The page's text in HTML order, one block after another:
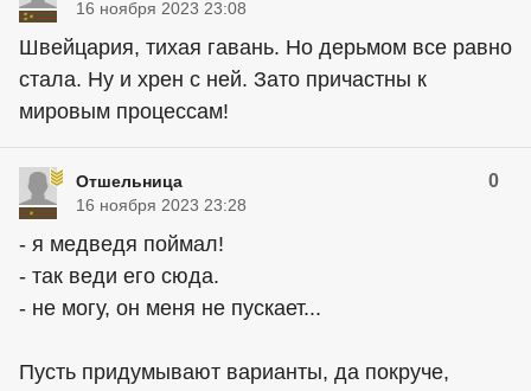
16 ноября 2023 23:08
Швейцария, тихая гавань. Но дерьмом все равно
стала. Ну и хрен с ней. Зато причастны к
мировым процессам!
Отшельница 0
16 ноября 2023 23:28
- я медведя поймал!
- так веди его сюда.
- не могу, он меня не пускает...
Пусть придумывают варианты, да покруче,